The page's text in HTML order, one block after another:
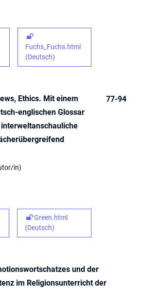
Fuchs_Fuchs.html
(Deutsch)
Ethics. Mit einem
englischen Glossar
in
Green.html
(Deutsch)
77-94
und der
im Religionsunterricht der